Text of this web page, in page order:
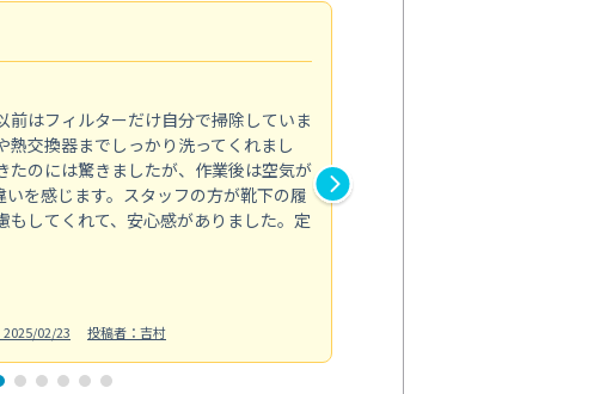
前はフィルターだけ自分で掃除していま
熱交換器までしっかり洗ってくれまし
たのには驚きましたが、作業後は空気が
を感じます。スタッフの方が靴下の履
もしてくれて、安心感がありました。定
02/23 投稿者：吉村